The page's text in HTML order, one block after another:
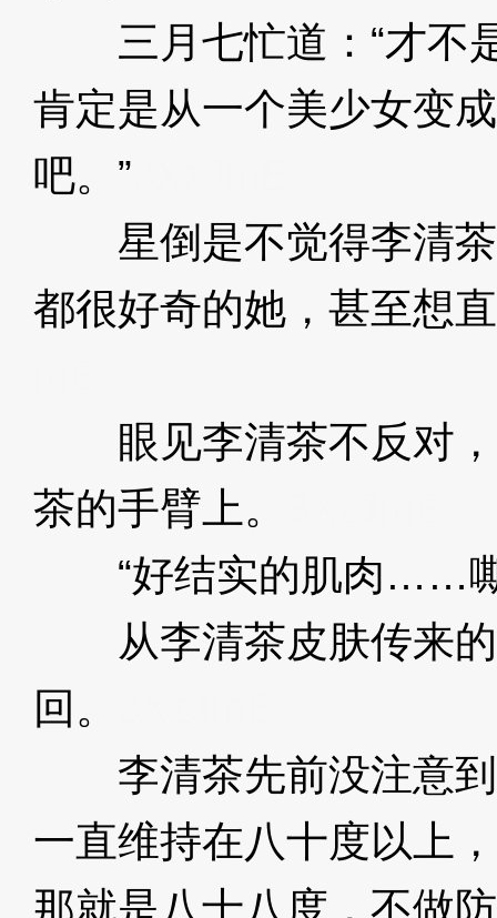
三月七忙道：“才不
肯定是从一个美少女变
吧。”
星倒是不觉得李清茶
都很好奇的她，甚至想
眼见李清茶不反对，
茶的手臂上。
“好结实的肌肉……
从李清茶皮肤传来的
回。
李清茶先前没注意到
一直维持在八十度以上
那就是八十八度，不做